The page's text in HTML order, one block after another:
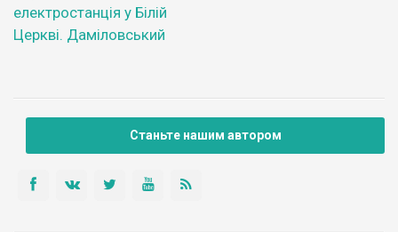
електростанція у Білій
Церкві. Даміловський
Станьте нашим автором